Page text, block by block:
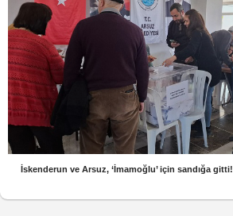
İskenderun ve Arsuz, ‘İmamoğlu’ için sandığa gitti!